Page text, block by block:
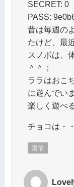
SECRET: 0
PASS:
昔は毎週の
たけど、最
スノボは、
＾＾；
ララはおこ
に遊んでい
楽しく遊べ
チョコは・
返信